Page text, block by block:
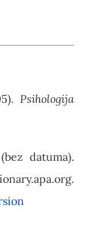
Psihologija
datuma).